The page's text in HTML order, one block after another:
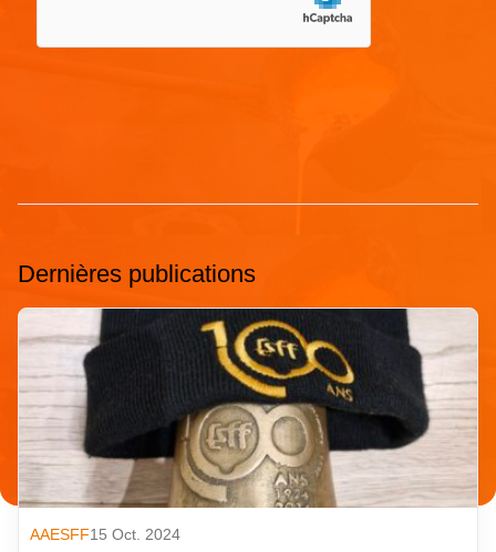
Dernières publications
AAESFF15 Oct. 2024